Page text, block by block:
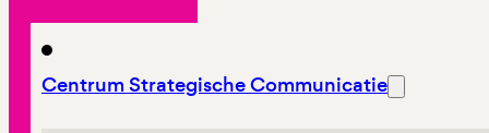
Centrum Strategische Communicatie